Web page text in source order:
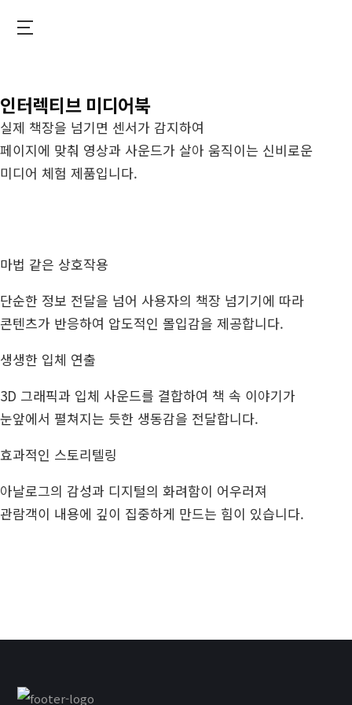
인터렉티브 미디어북
실제 책장을 넘기면 센서가 감지하여
페이지에 맞춰 영상과 사운드가 살아 움직이는 신비로운
미디어 체험 제품입니다.
마법 같은 상호작용
단순한 정보 전달을 넘어 사용자의 책장 넘기기에 따라
콘텐츠가 반응하여 압도적인 몰입감을 제공합니다.
생생한 입체 연출
3D 그래픽과 입체 사운드를 결합하여 책 속 이야기가
눈앞에서 펼쳐지는 듯한 생동감을 전달합니다.
효과적인 스토리텔링
아날로그의 감성과 디지털의 화려함이 어우러져
관람객이 내용에 깊이 집중하게 만드는 힘이 있습니다.